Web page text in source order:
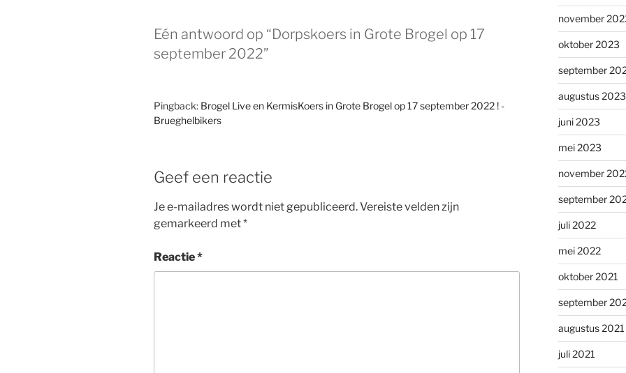
Eén antwoord op “Dorpskoers in Grote Brogel op 17
september 2022”
Pingback: Brogel Live en KermisKoers in Grote Brogel op 17 september 2022 ! -
Brueghelbikers
Geef een reactie
Je e-mailadres wordt niet gepubliceerd.Vereiste velden zijn
gemarkeerd met*
Reactie*
november
oktober 2023
september
augustus 2023
juni 2023
mei 2023
november
september
juli 2022
mei 2022
oktober 2021
september
augustus 2021
juli 2021